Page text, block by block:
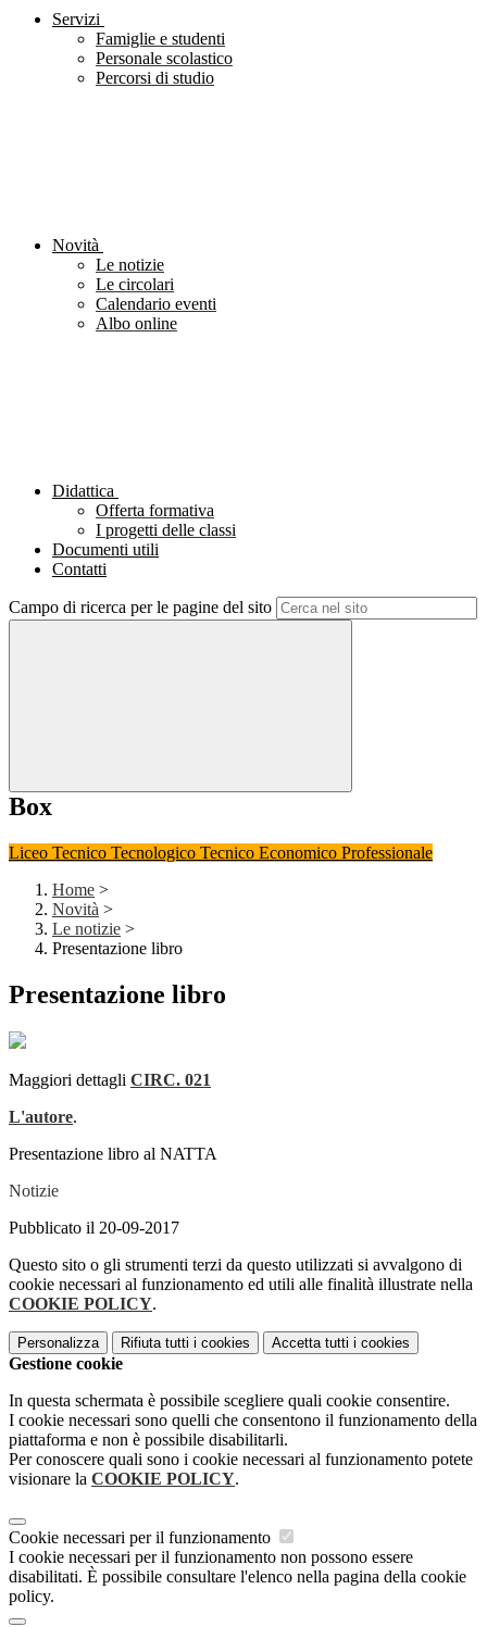
Servizi
Famiglie e studenti
Personale scolastico
Percorsi di studio
Novità
Le notizie
Le circolari
Calendario eventi
Albo online
Didattica
Offerta formativa
I progetti delle classi
Documenti utili
Contatti
Campo di ricerca per le pagine del sito
Box
Liceo Tecnico Tecnologico Tecnico Economico Professionale
Home >
Novità >
Le notizie >
Presentazione libro
Presentazione libro
Maggiori dettagli CIRC. 021
L'autore.
Presentazione libro al NATTA
Notizie
Pubblicato il 20-09-2017
Questo sito o gli strumenti terzi da questo utilizzati si avvalgono di
cookie necessari al funzionamento ed utili alle finalità illustrate nella
COOKIE POLICY.
Personalizza Rifiuta tutti i cookies Accetta tutti i cookies
Gestione cookie
In questa schermata è possibile scegliere quali cookie consentire.
I cookie necessari sono quelli che consentono il funzionamento della
piattaforma e non è possibile disabilitarli.
Per conoscere quali sono i cookie necessari al funzionamento potete
visionare la COOKIE POLICY.
Cookie necessari per il funzionamento
I cookie necessari per il funzionamento non possono essere
disabilitati. È possibile consultare l'elenco nella pagina della cookie
policy.